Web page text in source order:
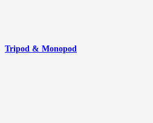
Tripod & Monopod